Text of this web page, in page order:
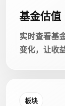
基金估值
实时查看基
变化，让收
板块